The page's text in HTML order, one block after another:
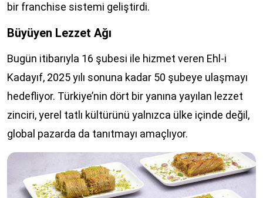
bir franchise sistemi geliştirdi.
Büyüyen Lezzet Ağı
Bugün itibarıyla 16 şubesi ile hizmet veren Ehl-i
Kadayıf, 2025 yılı sonuna kadar 50 şubeye ulaşmayı
hedefliyor. Türkiye’nin dört bir yanına yayılan lezzet
zinciri, yerel tatlı kültürünü yalnızca ülke içinde değil,
global pazarda da tanıtmayı amaçlıyor.